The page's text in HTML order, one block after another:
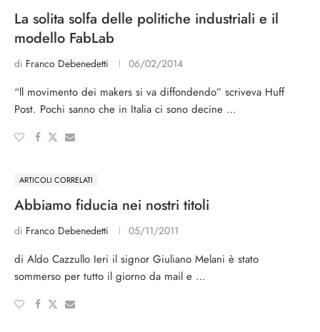
La solita solfa delle politiche industriali e il
modello FabLab
di Franco Debenedetti 06/02/2014
“ll movimento dei makers si va diffondendo” scriveva Huff
Post. Pochi sanno che in Italia ci sono decine …
ARTICOLI CORRELATI
Abbiamo fiducia nei nostri titoli
di Franco Debenedetti 05/11/2011
di Aldo Cazzullo Ieri il signor Giuliano Melani è stato
sommerso per tutto il giorno da mail e …